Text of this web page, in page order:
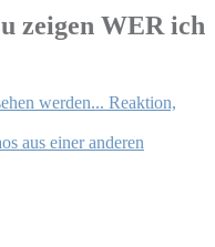
zeigen WER ich
werden... Reaktion,
aus einer anderen